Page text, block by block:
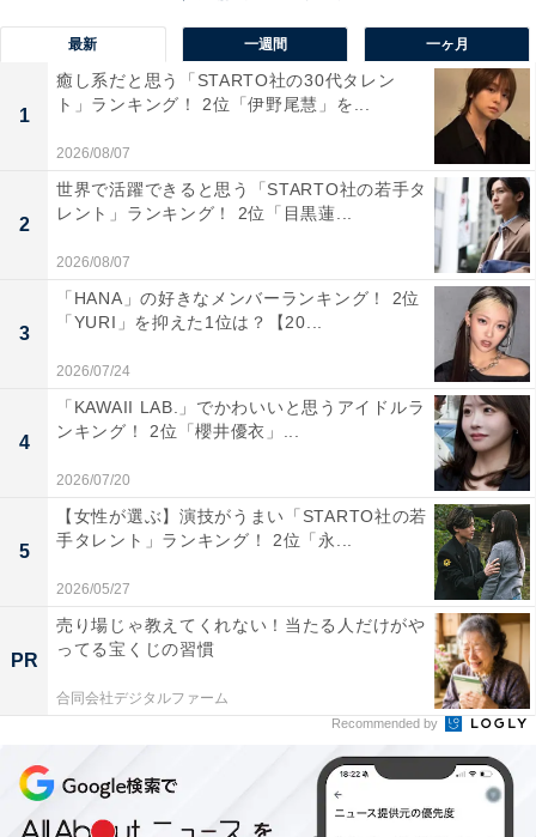
いまでも若々しいから」（秋田県／50代男性）、「ビジ
ュアルが30代のままで止まっている。可愛い系のお顔な
ので」（長野県／30代女性）、「童顔で可愛らしいの
と、いつも元気いっぱいで歌っている印象が強い」（神
奈川県／40代女性）といった声が寄せられました。
1位：松嶋菜々子
最新 一週間 一ヶ月
1
癒し系だと思う「STARTO社の30代タレン
ト」ランキング！ 2位「伊野尾慧」を...
2026/08/07
2
世界で活躍できると思う「STARTO社の若手タ
レント」ランキング！ 2位「目黒蓮...
2026/08/07
3
「HANA」の好きなメンバーランキング！ 2位
「YURI」を抑えた1位は？【20...
2026/07/24
4
「KAWAII LAB.」でかわいいと思うアイドルラ
ンキング！ 2位「櫻井優衣」...
2026/07/20
5
【女性が選ぶ】演技がうまい「STARTO社の若
手タレント」ランキング！ 2位「永...
2026/05/27
PR
売り場じゃ教えてくれない！当たる人だけがや
ってる宝くじの習慣
合同会社デジタルファーム
Recommended by